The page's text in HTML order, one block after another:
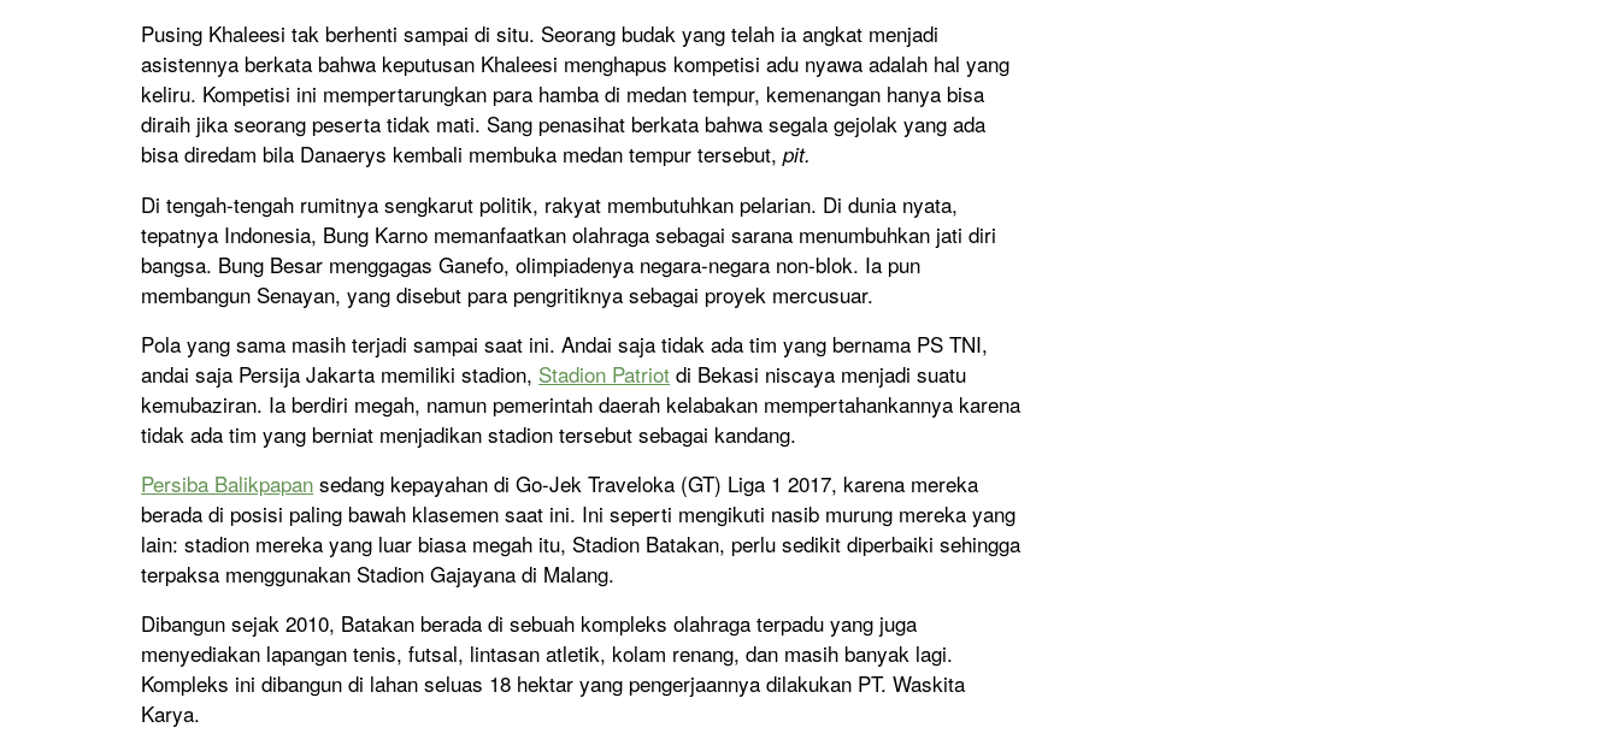
Pusing Khaleesi tak berhenti sampai di situ. Seorang budak yang telah ia angkat menjadi
asistennya berkata bahwa keputusan Khaleesi menghapus kompetisi adu nyawa adalah hal yang
keliru. Kompetisi ini mempertarungkan para hamba di medan tempur, kemenangan hanya bisa
diraih jika seorang peserta tidak mati. Sang penasihat berkata bahwa segala gejolak yang ada
bisa diredam bila Danaerys kembali membuka medan tempur tersebut, pit.
Di tengah-tengah rumitnya sengkarut politik, rakyat membutuhkan pelarian. Di dunia nyata,
tepatnya Indonesia, Bung Karno memanfaatkan olahraga sebagai sarana menumbuhkan jati diri
bangsa. Bung Besar menggagas Ganefo, olimpiadenya negara-negara non-blok. Ia pun
membangun Senayan, yang disebut para pengritiknya sebagai proyek mercusuar.
Pola yang sama masih terjadi sampai saat ini. Andai saja tidak ada tim yang bernama PS TNI,
andai saja Persija Jakarta memiliki stadion, Stadion Patriot di Bekasi niscaya menjadi suatu
kemubaziran. Ia berdiri megah, namun pemerintah daerah kelabakan mempertahankannya karena
tidak ada tim yang berniat menjadikan stadion tersebut sebagai kandang.
Persiba Balikpapan sedang kepayahan di Go-Jek Traveloka (GT) Liga 1 2017, karena mereka
berada di posisi paling bawah klasemen saat ini. Ini seperti mengikuti nasib murung mereka yang
lain: stadion mereka yang luar biasa megah itu, Stadion Batakan, perlu sedikit diperbaiki sehingga
terpaksa menggunakan Stadion Gajayana di Malang.
Dibangun sejak 2010, Batakan berada di sebuah kompleks olahraga terpadu yang juga
menyediakan lapangan tenis, futsal, lintasan atletik, kolam renang, dan masih banyak lagi.
Kompleks ini dibangun di lahan seluas 18 hektar yang pengerjaannya dilakukan PT. Waskita
Karya.